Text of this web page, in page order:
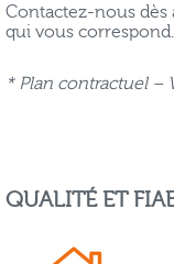
Contactez-nous
qui vous correspond.
* Plan contractuel –
QUALITÉ ET